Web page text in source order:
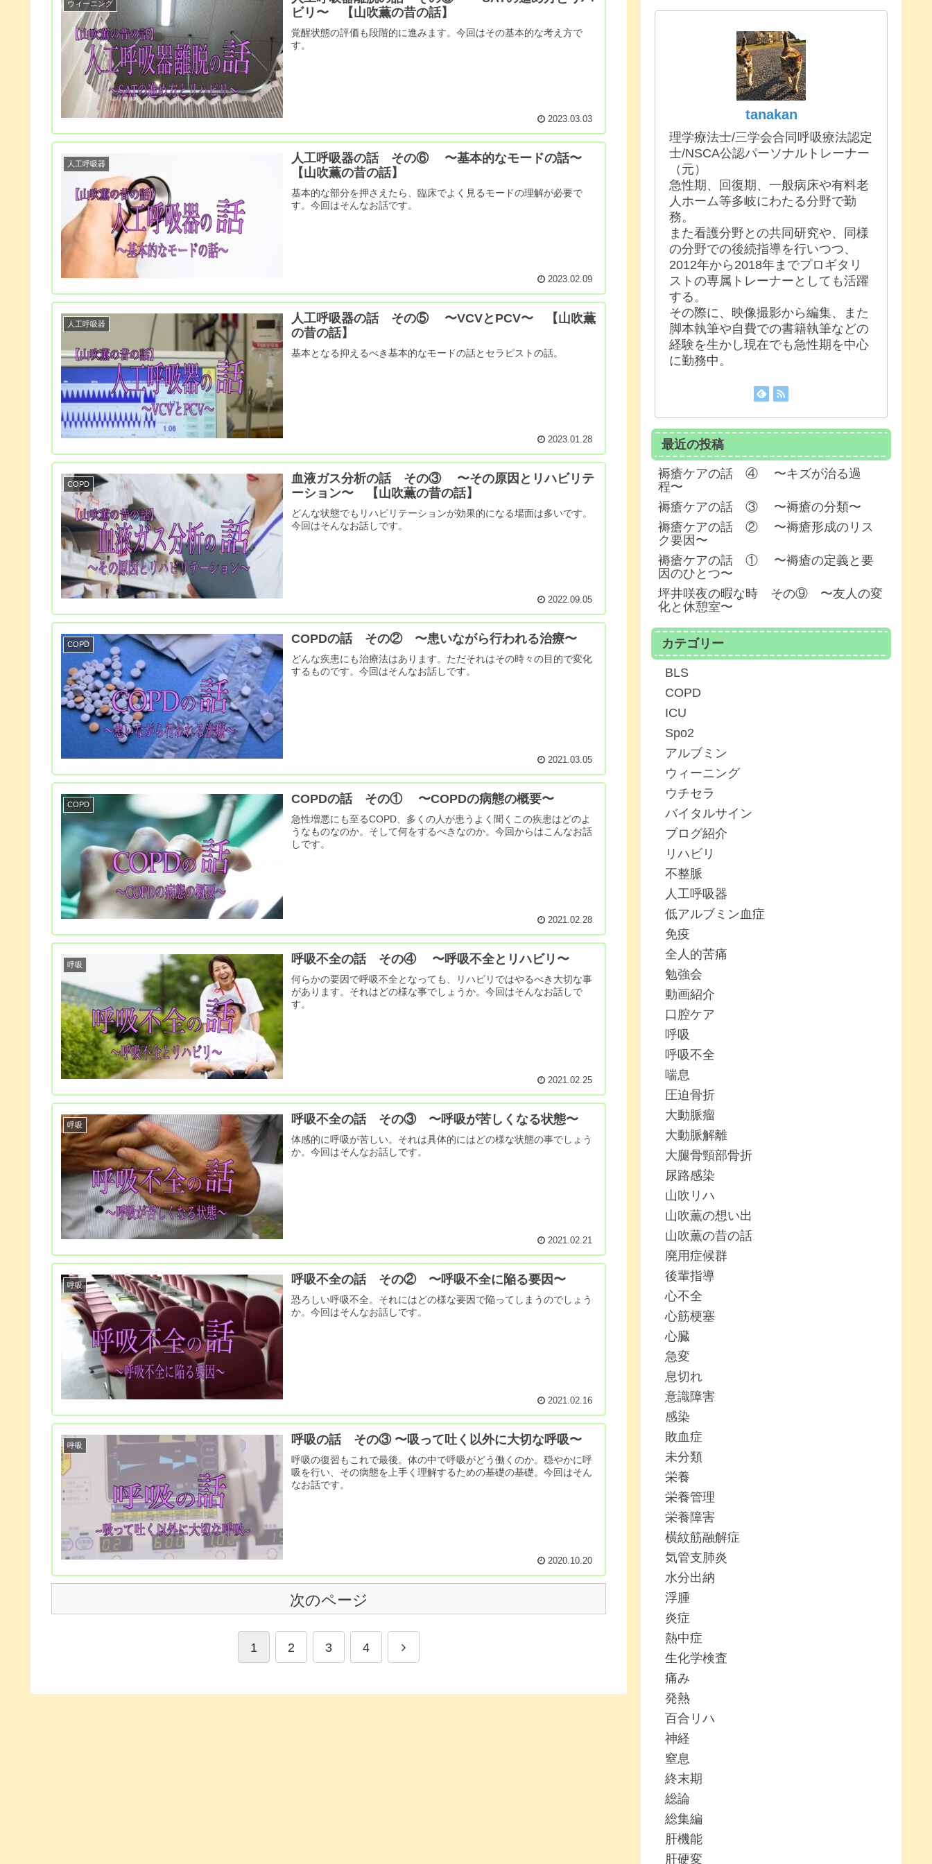
ウィーニング
ビリ〜 【山吹薫の昔の話】
覚醒状態の評価も段階的に進みます。今回はその基本的な考え方で
す。
2023.03.03
人工呼吸器
人工呼吸器の話 その⑥ 〜基本的なモードの話〜
【山吹薫の昔の話】
基本的な部分を押さえたら、臨床でよく見るモードの理解が必要で
す。今回はそんなお話です。
2023.02.09
人工呼吸器
人工呼吸器の話 その⑤ 〜VCVとPCV〜 【山吹薫
の昔の話】
基本となる抑えるべき基本的なモードの話とセラピストの話。
2023.01.28
COPD
血液ガス分析の話 その③ 〜その原因とリハビリテ
ーション〜 【山吹薫の昔の話】
どんな状態でもリハビリテーションが効果的になる場面は多いです。
今回はそんなお話しです。
2022.09.05
COPD COPDの話 その② 〜患いながら行われる治療〜
どんな疾患にも治療法はあります。ただそれはその時々の目的で変化
するものです。今回はそんなお話しです。
2021.03.05
COPD COPDの話 その① 〜COPDの病態の概要〜
急性増悪にも至るCOPD、多くの人が患うよく聞くこの疾患はどのよ
うなものなのか。そして何をするべきなのか。今回からはこんなお話
しです。
2021.02.28
呼吸 呼吸不全の話 その④ 〜呼吸不全とリハビリ〜
何らかの要因で呼吸不全となっても、リハビリではやるべき大切な事
があります。それはどの様な事でしょうか。今回はそんなお話しで
す。
2021.02.25
呼吸 呼吸不全の話 その③ 〜呼吸が苦しくなる状態〜
体感的に呼吸が苦しい。それは具体的にはどの様な状態の事でしょう
か。今回はそんなお話しです。
2021.02.21
呼吸 呼吸不全の話 その② 〜呼吸不全に陥る要因〜
恐ろしい呼吸不全。それにはどの様な要因で陥ってしまうのでしょう
か。今回はそんなお話しです。
2021.02.16
呼吸 呼吸の話 その③ 〜吸って吐く以外に大切な呼吸〜
呼吸の復習もこれで最後。体の中で呼吸がどう働くのか。穏やかに呼
吸を行い、その病態を上手く理解するための基礎の基礎。今回はそん
なお話です。
2020.10.20
次のページ
1 2 3 4
tanakan
理学療法士/三学会合同呼吸療法認定
士/NSCA公認パーソナルトレーナー
（元）
急性期、回復期、一般病床や有料老
人ホーム等多岐にわたる分野で勤
務。
また看護分野との共同研究や、同様
の分野での後続指導を行いつつ、
2012年から2018年までプロギタリ
ストの専属トレーナーとしても活躍
する。
その際に、映像撮影から編集、また
脚本執筆や自費での書籍執筆などの
経験を生かし現在でも急性期を中心
に勤務中。
最近の投稿
褥瘡ケアの話 ④ 〜キズが治る過
程〜
褥瘡ケアの話 ③ 〜褥瘡の分類〜
褥瘡ケアの話 ② 〜褥瘡形成のリス
ク要因〜
褥瘡ケアの話 ① 〜褥瘡の定義と要
因のひとつ〜
坪井咲夜の暇な時 その⑨ 〜友人の変
化と休憩室〜
カテゴリー
BLS
COPD
ICU
Spo2
アルブミン
ウィーニング
ウチセラ
バイタルサイン
ブログ紹介
リハビリ
不整脈
人工呼吸器
低アルブミン血症
免疫
全人的苦痛
勉強会
動画紹介
口腔ケア
呼吸
呼吸不全
喘息
圧迫骨折
大動脈瘤
大動脈解離
大腿骨頸部骨折
尿路感染
山吹リハ
山吹薫の想い出
山吹薫の昔の話
廃用症候群
後輩指導
心不全
心筋梗塞
心臓
急変
息切れ
意識障害
感染
敗血症
未分類
栄養
栄養管理
栄養障害
横紋筋融解症
気管支肺炎
水分出納
浮腫
炎症
熱中症
生化学検査
痛み
発熱
百合リハ
神経
窒息
終末期
総論
総集編
肝機能
肝硬変